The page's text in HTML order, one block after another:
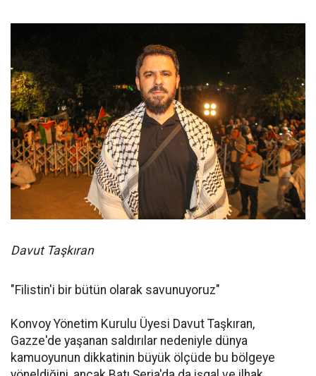
Davut Taşkıran
"Filistin'i bir bütün olarak savunuyoruz"
Konvoy Yönetim Kurulu Üyesi Davut Taşkıran,
Gazze'de yaşanan saldırılar nedeniyle dünya
kamuoyunun dikkatinin büyük ölçüde bu bölgeye